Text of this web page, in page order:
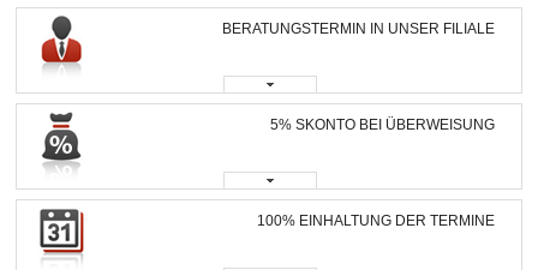
BERATUNGSTERMIN IN UNSER FILIALE
5% SKONTO BEI ÜBERWEISUNG
100% EINHALTUNG DER TERMINE